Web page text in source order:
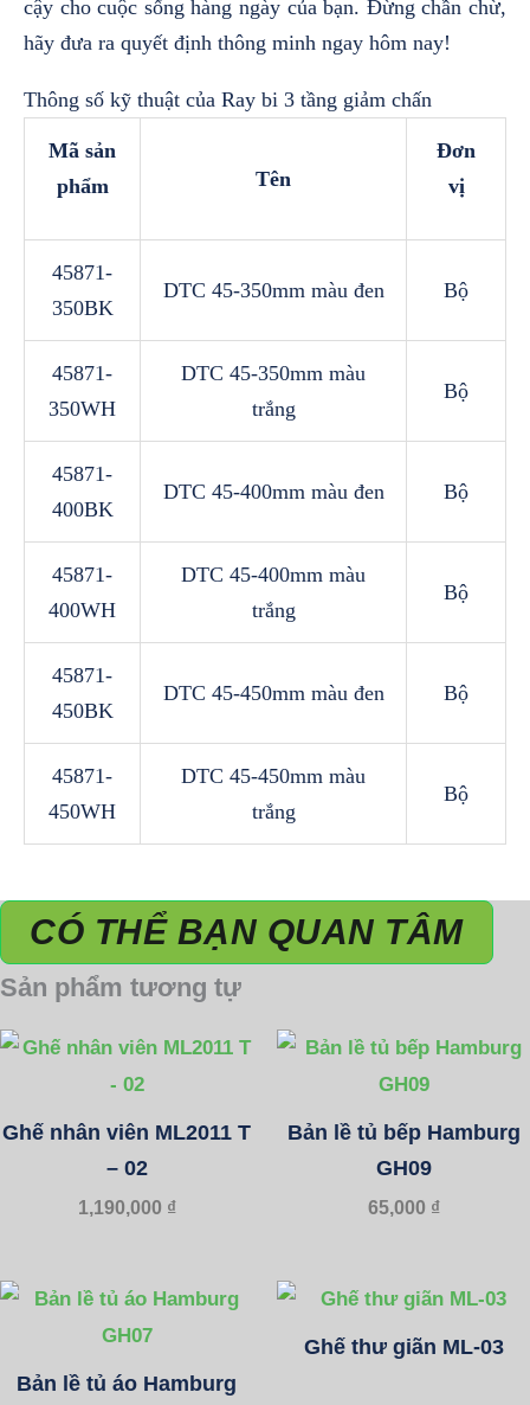
cậy cho cuộc sống hàng ngày của bạn. Đừng chần chừ,
hãy đưa ra quyết định thông minh ngay hôm nay!
Thông số kỹ thuật của Ray bi 3 tầng giảm chấn
Mã sản
phẩm
Tên
Đơn
vị
45871-
350BK
DTC 45-350mm màu đen Bộ
45871-
350WH
DTC 45-350mm màu
trắng
Bộ
45871-
400BK
DTC 45-400mm màu đen Bộ
45871-
400WH
DTC 45-400mm màu
trắng
Bộ
45871-
450BK
DTC 45-450mm màu đen Bộ
45871-
450WH
DTC 45-450mm màu
trắng
Bộ
CÓ THỂ BẠN QUAN TÂM
Sản phẩm tương tự
Ghế nhân viên ML2011 T
– 02
1,190,000 ₫
Bản lề tủ bếp Hamburg
GH09
65,000 ₫
Bản lề tủ áo Hamburg
Ghế thư giãn ML-03